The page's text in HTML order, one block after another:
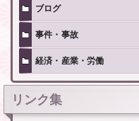
ブログ
事件・事故
経済・産業・労働
リンク集